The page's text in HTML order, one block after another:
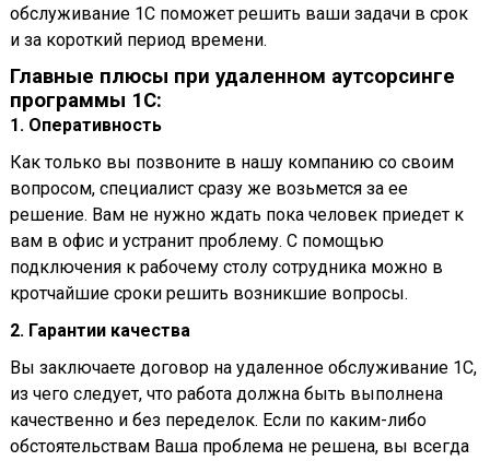
обслуживание 1С поможет решить ваши задачи в срок
и за короткий период времени.
Главные плюсы при удаленном аутсорсинге
программы 1С:
1. Оперативность
Как только вы позвоните в нашу компанию со своим
вопросом, специалист сразу же возьмется за ее
решение. Вам не нужно ждать пока человек приедет к
вам в офис и устранит проблему. С помощью
подключения к рабочему столу сотрудника можно в
кротчайшие сроки решить возникшие вопросы.
2. Гарантии качества
Вы заключаете договор на удаленное обслуживание 1С,
из чего следует, что работа должна быть выполнена
качественно и без переделок. Если по каким-либо
обстоятельствам Ваша проблема не решена, вы всегда